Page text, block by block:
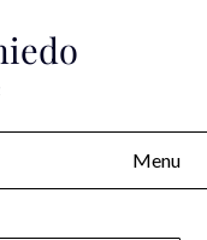
Menu